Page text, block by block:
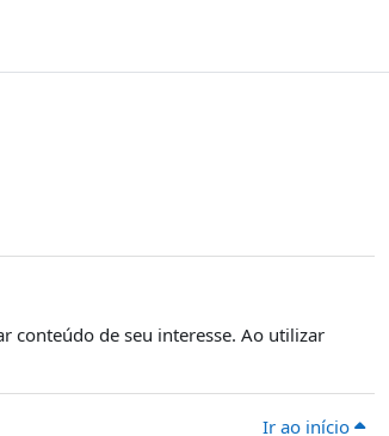
conteúdo de seu interesse. Ao utilizar
Ir ao início